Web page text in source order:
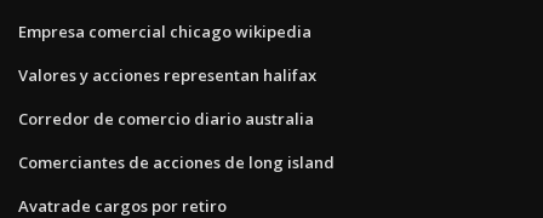
Empresa comercial chicago wikipedia
Valores y acciones representan halifax
Corredor de comercio diario australia
Comerciantes de acciones de long island
Avatrade cargos por retiro